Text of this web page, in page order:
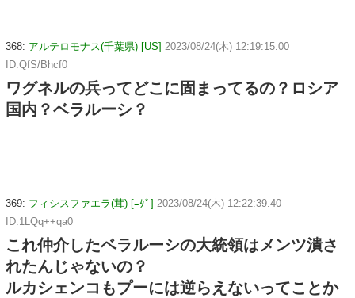
368: アルテロモナス(千葉県) [US] 2023/08/24(木) 12:19:15.00
ID:QfS/Bhcf0
ワグネルの兵ってどこに固まってるの？ロシア
国内？ベラルーシ？
369: フィシスファエラ(茸) [ﾆﾀﾞ] 2023/08/24(木) 12:22:39.40
ID:1LQq++qa0
これ仲介したベラルーシの大統領はメンツ潰さ
れたんじゃないの？
ルカシェンコもプーには逆らえないってことか